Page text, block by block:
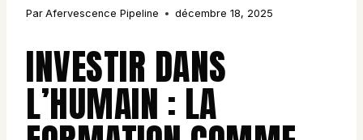
Par Afervescence Pipeline décembre 18, 2025
INVESTIR DANS
L’HUMAIN : LA